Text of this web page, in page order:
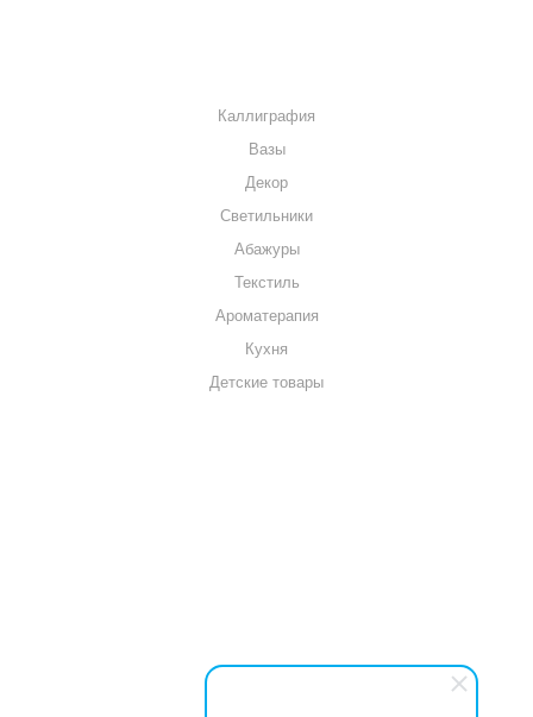
Каллиграфия
Вазы
Декор
Светильники
Абажуры
Текстиль
Ароматерапия
Кухня
Детские товары